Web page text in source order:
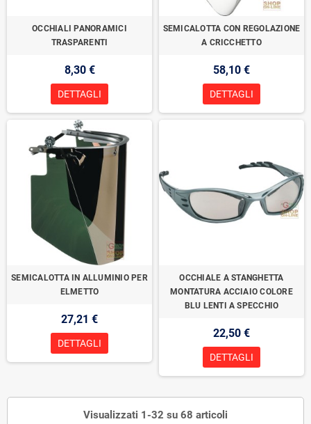
OCCHIALI PANORAMICI
TRASPARENTI
8,30 €
DETTAGLI
SEMICALOTTA CON REGOLAZIONE
A CRICCHETTO
58,10 €
DETTAGLI
SEMICALOTTA IN ALLUMINIO PER
ELMETTO
27,21 €
DETTAGLI
OCCHIALE A STANGHETTA
MONTATURA ACCIAIO COLORE
BLU LENTI A SPECCHIO
22,50 €
DETTAGLI
Visualizzati 1-32 su 68 articoli